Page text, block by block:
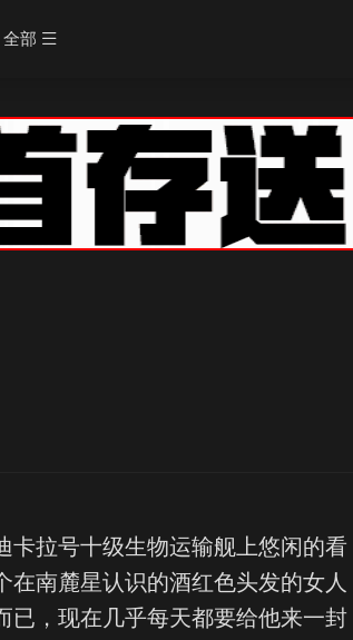
全部
拉号十级生物运输舰上悠闲的看
南麓星认识的酒红色头发的女人
已，现在几乎每天都要给他来一封